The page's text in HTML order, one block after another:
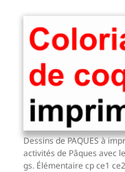
Dessins de PAQUES à
activités de Pâques avec
gs. Élémentaire cp ce1